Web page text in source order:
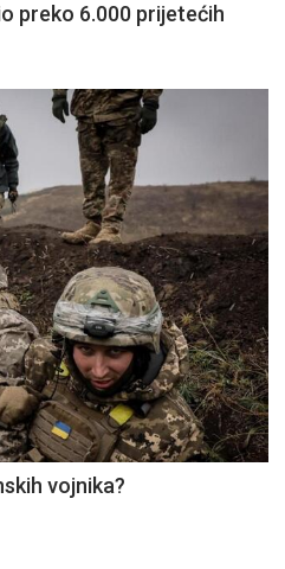
preko 6.000 prijetećih
vojnika?